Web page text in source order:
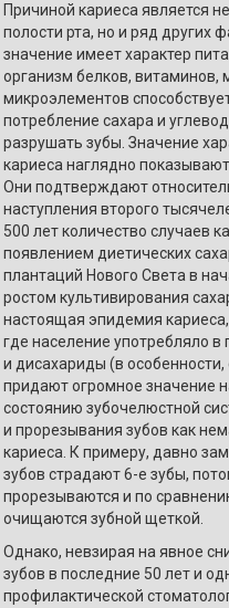
Причиной кариеса является
полости рта, но и ряд других
значение имеет характер
организм белков, витаминов,
микроэлементов
потребление сахара и
разрушать зубы. Значение
кариеса наглядно
Они подтверждают
наступления второго
500 лет количество случаев
появлением диетических
плантаций Нового Света в
ростом культивирования
настоящая эпидемия
где население употребляло
и дисахариды (в
придают огромное значение
состоянию зубочелюстной
и прорезывания зубов как
кариеса. К примеру, давно
зубов страдают 6-е зубы,
прорезываются и по
очищаются зубной щеткой.
Однако, невзирая на явное
зубов в последние 50 лет и
профилактической